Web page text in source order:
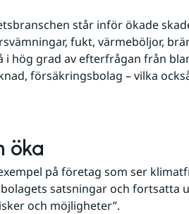
står inför ökade
fukt, värmeböljor,
i hög grad av efterfrågan från
försäkringsbolag – vilka
öka
på företag som ser
satsningar och fortsatta
och möjligheter”.